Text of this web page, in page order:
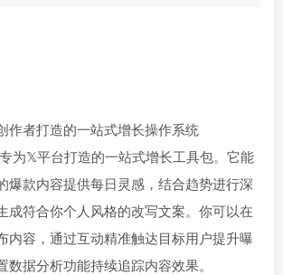
作者打造的一站式增长操作系统
专为𝕏平台打造的一站式增长工具包。它能
爆款内容提供每日灵感，结合趋势进行深
成符合你个人风格的改写文案。你可以在
内容，通过互动精准触达目标用户提升曝
数据分析功能持续追踪内容效果。